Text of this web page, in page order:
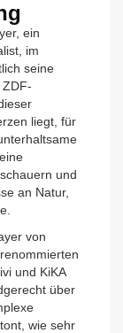
ein
im
seine
liegt, für
und
an Natur,
von
und KiKA
über
wie sehr